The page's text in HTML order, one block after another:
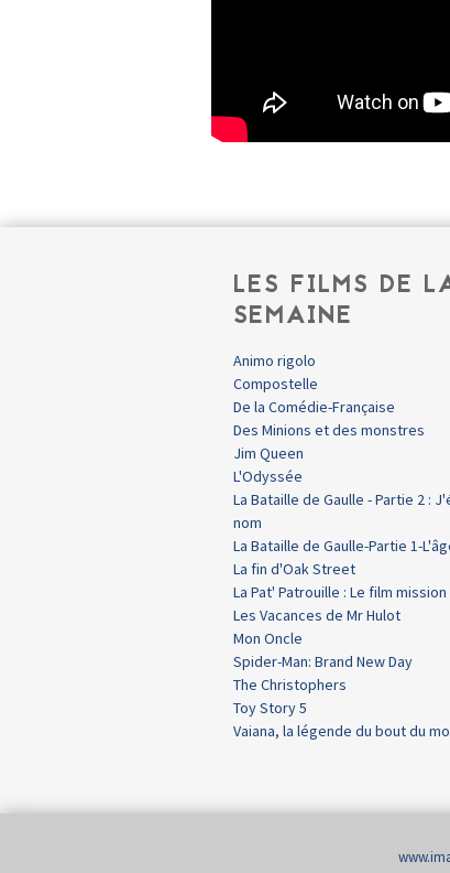
LES FILMS DE
SEMAINE
Animo rigolo
Compostelle
De la Comédie-Française
Des Minions et des monstres
Jim Queen
L'Odyssée
La Bataille de Gaulle - Partie 2 :
nom
La Bataille de Gaulle-Partie 1-
La fin d'Oak Street
La Pat' Patrouille : Le film mission
Les Vacances de Mr Hulot
Mon Oncle
Spider-Man: Brand New Day
The Christophers
Toy Story 5
Vaiana, la légende du bout du